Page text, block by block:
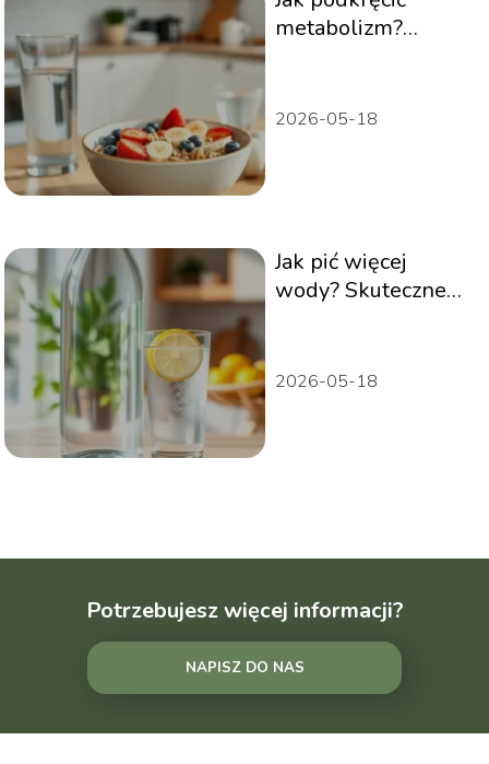
metabolizm?
2026-05-18
Jak pić więcej
wody? Skuteczne
2026-05-18
Potrzebujesz więcej informacji?
NAPISZ DO NAS